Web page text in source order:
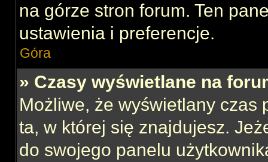
na górze stron forum. Ten
ustawienia i preferencje.
Góra
» Czasy wyświetlane na
Możliwe, że wyświetlany czas
ta, w której się znajdujesz.
do swojego panelu